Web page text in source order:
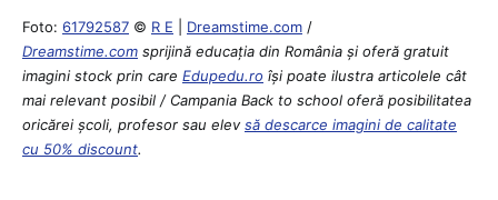
Foto: 61792587 © R E Dreamstime.com /
Dreamstime.com sprijină educaţia din România şi oferă gratuit
imagini stock prin care Edupedu.ro îşi poate ilustra articolele cât
mai relevant posibil / Campania Back to school oferă posibilitatea
oricărei școli, profesor sau elevsă descarce imagini de calitate
cu 50% discount.